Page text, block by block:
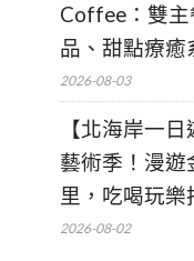
Coffee：雙
品、甜點療癒
2026-08-03
【北海岸一
藝術季！漫遊
里，吃喝玩
2026-08-02